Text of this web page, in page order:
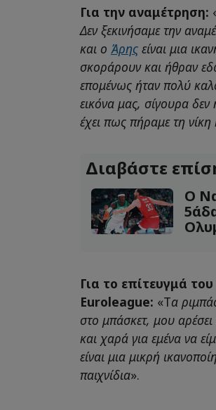
Για την αναμέτρηση:
Δεν ξεκινήσαμε την
και ο Άρης είναι μια
σκοράρουν και ήθραν
επομένως ήταν πολύ
εικόνα μας, σίγουρα
έχει πως πήραμε τη νίκη
Διαβάστε
Ο
Για το επίτευγμά
Euroleague: «Τα
στο μπάσκετ, μου
και χαρά για εμένα να
είναι μια μικρή
παιχνίδια».